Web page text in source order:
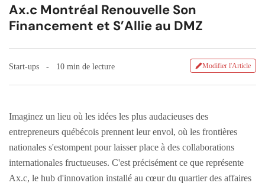
Ax.c Montréal Renouvelle Son
Financement et S’Allie au DMZ
Start-ups 10 min de lecture Modifier l'Article
Imaginez un lieu où les idées les plus audacieuses des
entrepreneurs québécois prennent leur envol, où les frontières
nationales s'estompent pour laisser place à des collaborations
internationales fructueuses. C'est précisément ce que représente
Ax.c, le hub d'innovation installé au cœur du quartier des affaires